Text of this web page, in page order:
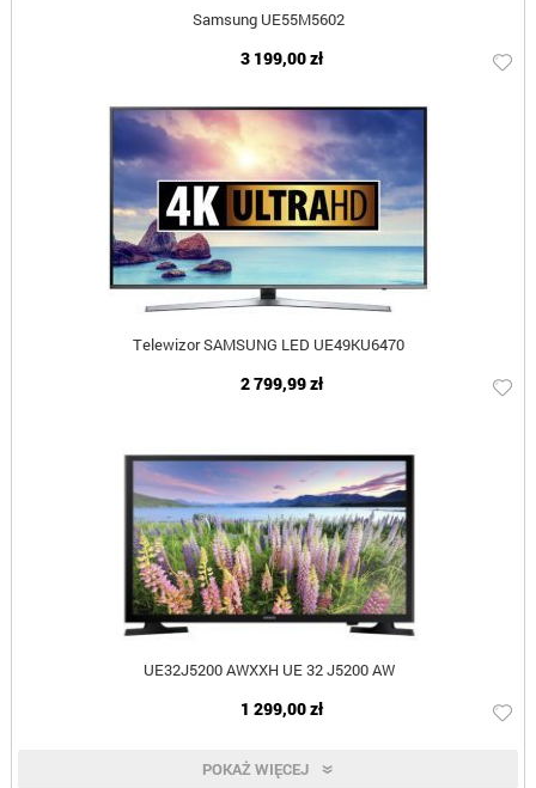
Samsung UE55M5602
3 199,00 zł
Telewizor SAMSUNG LED UE49KU6470
2 799,99 zł
UE32J5200 AWXXH UE 32 J5200 AW
1 299,00 zł
POKAŻ WIĘCEJ